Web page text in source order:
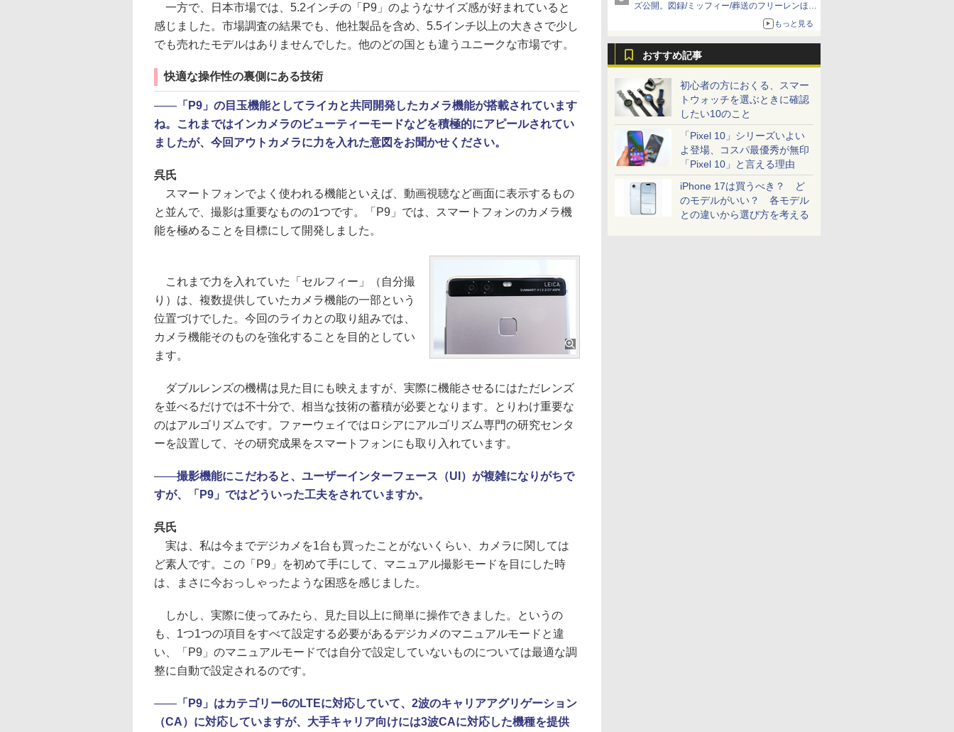
ズ公開。図録/ミッフィー/葬送のフリーレンほ
もっと見る
おすすめ記事
初心者の方におくる、スマー
トウォッチを選ぶときに確認
したい10のこと
「Pixel 10」シリーズいよい
よ登場、コスパ最優秀が無印
「Pixel 10」と言える理由
iPhone 17は買うべき？ ど
のモデルがいい？ 各モデル
との違いから選び方を考える
一方で、日本市場では、5.2インチの「P9」のようなサイズ感が好まれていると
感じました。市場調査の結果でも、他社製品を含め、5.5インチ以上の大きさで少し
でも売れたモデルはありませんでした。他のどの国とも違うユニークな市場です。
快適な操作性の裏側にある技術
―― 「P9」の目玉機能としてライカと共同開発したカメラ機能が搭載されています
ね。これまではインカメラのビューティーモードなどを積極的にアピールされてい
ましたが、今回アウトカメラに力を入れた意図をお聞かせください。
呉氏
スマートフォンでよく使われる機能といえば、動画視聴など画面に表示するもの
と並んで、撮影は重要なものの1つです。「P9」では、スマートフォンのカメラ機
能を極めることを目標にして開発しました。
これまで力を入れていた「セルフィー」（自分撮
り）は、複数提供していたカメラ機能の一部という
位置づけでした。今回のライカとの取り組みでは、
カメラ機能そのものを強化することを目的としてい
ます。
ダブルレンズの機構は見た目にも映えますが、実際に機能させるにはただレンズ
を並べるだけでは不十分で、相当な技術の蓄積が必要となります。とりわけ重要な
のはアルゴリズムです。ファーウェイではロシアにアルゴリズム専門の研究センタ
ーを設置して、その研究成果をスマートフォンにも取り入れています。
――撮影機能にこだわると、ユーザーインターフェース（UI）が複雑になりがちで
すが、「P9」ではどういった工夫をされていますか。
呉氏
実は、私は今までデジカメを1台も買ったことがないくらい、カメラに関しては
ど素人です。この「P9」を初めて手にして、マニュアル撮影モードを目にした時
は、まさに今おっしゃったような困惑を感じました。
しかし、実際に使ってみたら、見た目以上に簡単に操作できました。というの
も、1つ1つの項目をすべて設定する必要があるデジカメのマニュアルモードと違
い、「P9」のマニュアルモードでは自分で設定していないものについては最適な調
整に自動で設定されるのです。
―― 「P9」はカテゴリー6のLTEに対応していて、2波のキャリアアグリゲーション
（CA）に対応していますが、大手キャリア向けには3波CAに対応した機種を提供